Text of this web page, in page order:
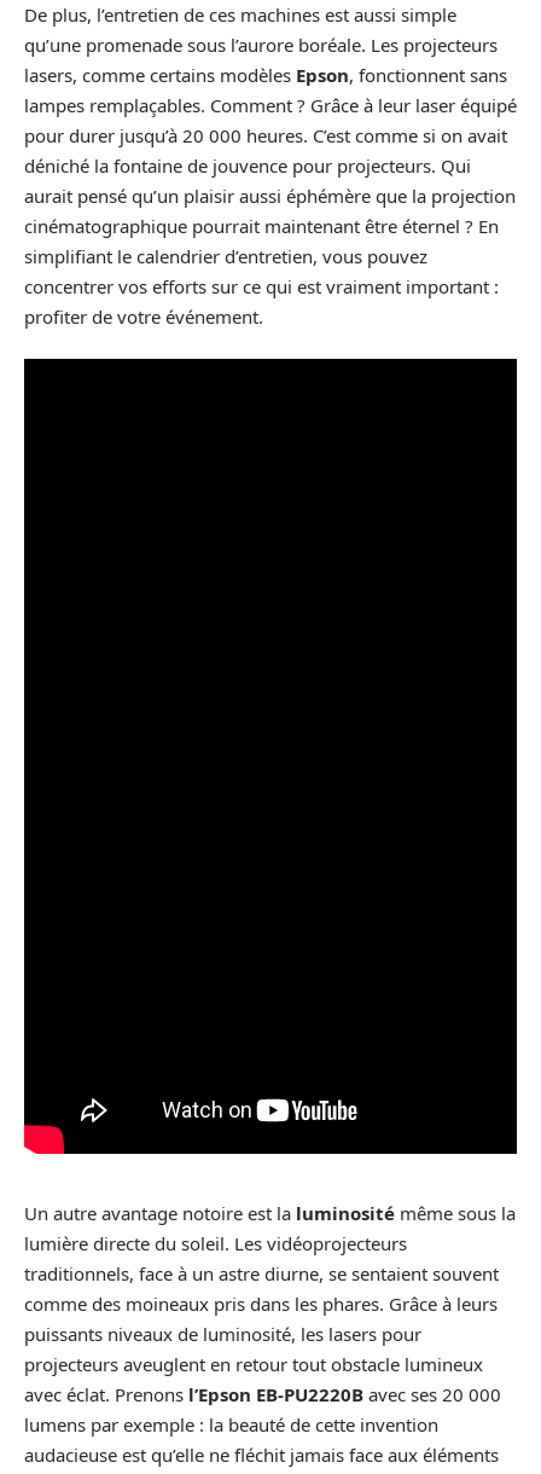
De plus, l’entretien de ces machines est aussi simple
qu’une promenade sous l’aurore boréale. Les projecteurs
lasers, comme certains modèles Epson, fonctionnent sans
lampes remplaçables. Comment ? Grâce à leur laser équipé
pour durer jusqu’à 20 000 heures. C’est comme si on avait
déniché la fontaine de jouvence pour projecteurs. Qui
aurait pensé qu’un plaisir aussi éphémère que la projection
cinématographique pourrait maintenant être éternel ? En
simplifiant le calendrier d’entretien, vous pouvez
concentrer vos efforts sur ce qui est vraiment important :
profiter de votre événement.
Un autre avantage notoire est la luminosité même sous la
lumière directe du soleil. Les vidéoprojecteurs
traditionnels, face à un astre diurne, se sentaient souvent
comme des moineaux pris dans les phares. Grâce à leurs
puissants niveaux de luminosité, les lasers pour
projecteurs aveuglent en retour tout obstacle lumineux
avec éclat. Prenons l’Epson EB-PU2220B avec ses 20 000
lumens par exemple : la beauté de cette invention
audacieuse est qu’elle ne fléchit jamais face aux éléments